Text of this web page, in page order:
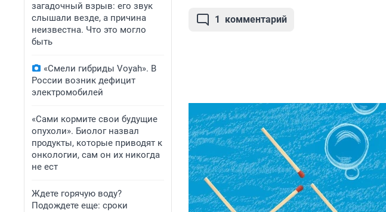
загадочный взрыв: его звук
слышали везде, а причина
неизвестна. Что это могло
быть
«Смели гибриды Voyah». В
России возник дефицит
электромобилей
«Сами кормите свои будущие
опухоли». Биолог назвал
продукты, которые приводят к
онкологии, сам он их никогда
не ест
Ждете горячую воду?
Подождете еще: сроки
1 комментарий